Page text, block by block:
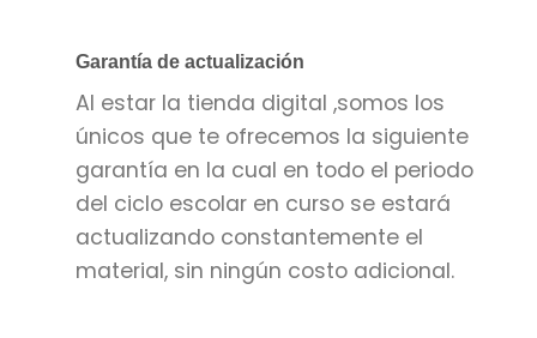
Garantía de actualización
Al estar la tienda digital ,somos los
únicos que te ofrecemos la siguiente
garantía en la cual en todo el periodo
del ciclo escolar en curso se estará
actualizando constantemente el
material, sin ningún costo adicional.